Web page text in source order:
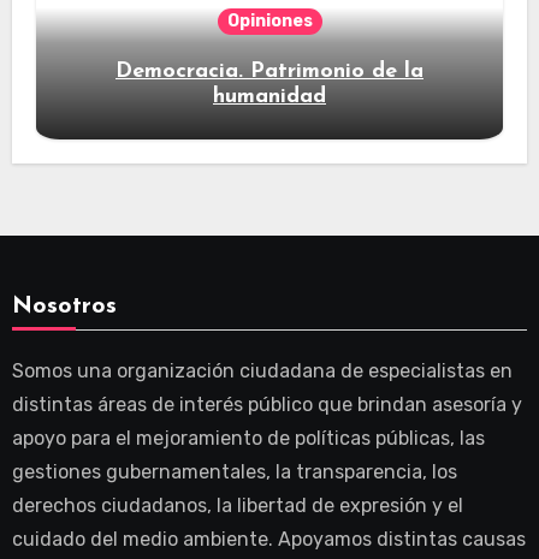
Opiniones
Democracia. Patrimonio de la
humanidad
Nosotros
Somos una organización ciudadana de especialistas en
distintas áreas de interés público que brindan asesoría y
apoyo para el mejoramiento de políticas públicas, las
gestiones gubernamentales, la transparencia, los
derechos ciudadanos, la libertad de expresión y el
cuidado del medio ambiente. Apoyamos distintas causas